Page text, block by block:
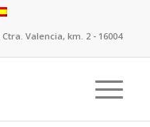
Ctra. Valencia, km. 2 - 16004